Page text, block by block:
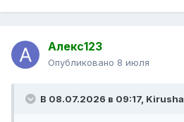
Алекс123
Опубликовано 8 июля
В 08.07.2026 в 09:17, Kirusha